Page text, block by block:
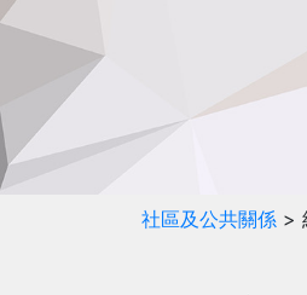
社區及公共關係 >